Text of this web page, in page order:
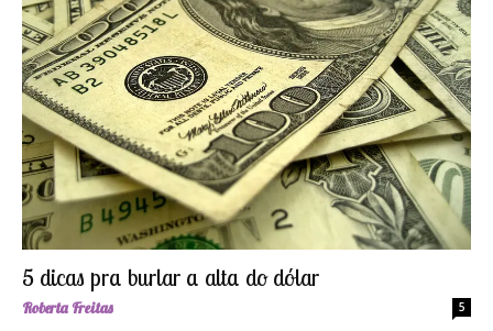
5 dicas pra burlar a alta do dólar
Roberta Freitas 5